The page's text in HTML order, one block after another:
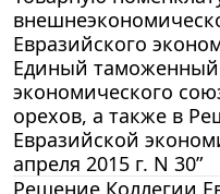
Евразийского
Единый таможенный
экономического
орехов, а также в
Евразийской
апреля 2015 г. N 30”
Решение Коллегии